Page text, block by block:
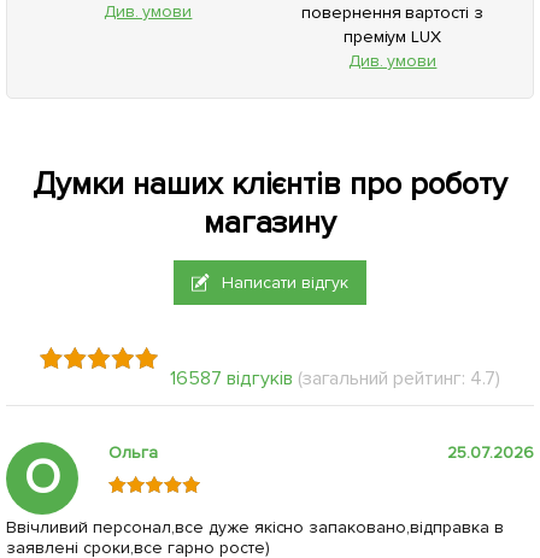
Див. умови
повернення вартості з
преміум LUX
Див. умови
Думки наших клієнтів про роботу
магазину
Написати відгук
16587 відгуків (загальний рейтинг: 4.7)
О Ольга 25.07.2026
Ввічливий персонал,все дуже якісно запаковано,відправка в
заявлені сроки,все гарно росте)